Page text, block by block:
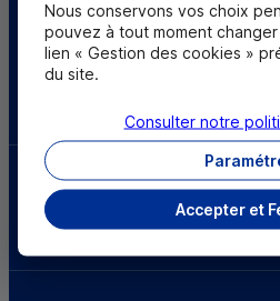
Sourds et
malentendants
Parrainez un proche
d’avantages
Découvrir notre offre
Nous conservons vos choix
pouvez à tout moment changer
lien « Gestion des cookies »
du site.
Accepter et
Consulter notre